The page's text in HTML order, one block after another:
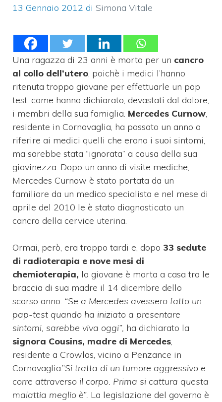
13 Gennaio 2012 di Simona Vitale
Una ragazza di 23 anni è morta per un cancro
al collo dell’utero, poichè i medici l’hanno
ritenuta troppo giovane per effettuarle un pap
test, come hanno dichiarato, devastati dal dolore,
i membri della sua famiglia. Mercedes Curnow,
residente in Cornovaglia, ha passato un anno a
riferire ai medici quelli che erano i suoi sintomi,
ma sarebbe stata “ignorata” a causa della sua
giovinezza. Dopo un anno di visite mediche,
Mercedes Curnow è stato portata da un
familiare da un medico specialista e nel mese di
aprile del 2010 le è stato diagnosticato un
cancro della cervice uterina.
Ormai, però, era troppo tardi e, dopo 33 sedute
di radioterapia e nove mesi di
chemioterapia, la giovane è morta a casa tra le
braccia di sua madre il 14 dicembre dello
scorso anno. “Se a Mercedes avessero fatto un
pap-test quando ha iniziato a presentare
sintomi, sarebbe viva oggi”, ha dichiarato la
signora Cousins, madre di Mercedes,
residente a Crowlas, vicino a Penzance in
Cornovaglia.”Si tratta di un tumore aggressivo e
corre attraverso il corpo. Prima si cattura questa
malattia meglio è”. La legislazione del governo è